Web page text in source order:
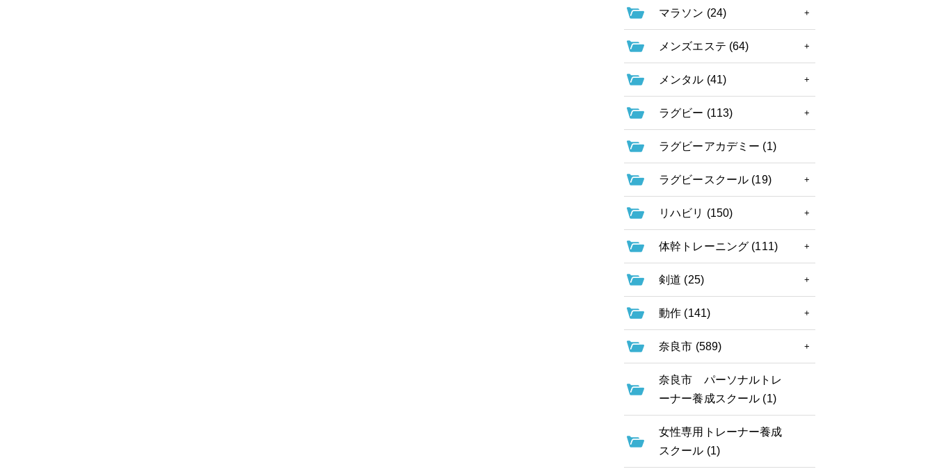
マラソン (24)
メンズエステ (64)
メンタル (41)
ラグビー (113)
ラグビーアカデミー (1)
ラグビースクール (19)
リハビリ (150)
体幹トレーニング (111)
剣道 (25)
動作 (141)
奈良市 (589)
奈良市 パーソナルトレ
ーナー養成スクール (1)
女性専用トレーナー養成
スクール (1)